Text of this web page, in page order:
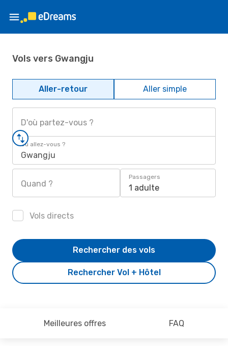
Vols vers Gwangju
Aller-retour Aller simple
D'où partez-vous ?
Où allez-vous ?
Gwangju
Quand ?
Passagers
1 adulte
Vols directs
Rechercher Vol + Hôtel
Rechercher des vols
Meilleures offres FAQ